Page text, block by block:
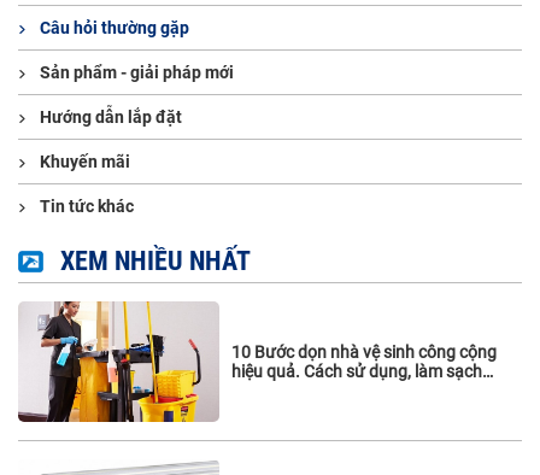
Câu hỏi thường gặp
Sản phẩm - giải pháp mới
Hướng dẫn lắp đặt
Khuyến mãi
Tin tức khác
XEM NHIỀU NHẤT
10 Bước dọn nhà vệ sinh công cộng
hiệu quả. Cách sử dụng, làm sạch